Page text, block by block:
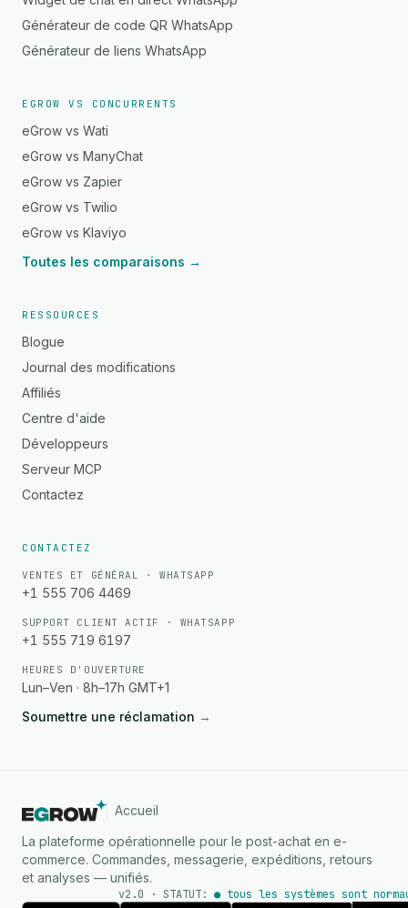
Générateur de code QR WhatsApp
Générateur de liens WhatsApp
EGROW VS CONCURRENTS
eGrow vs Wati
eGrow vs ManyChat
eGrow vs Zapier
eGrow vs Twilio
eGrow vs Klaviyo
Toutes les comparaisons →
RESSOURCES
Blogue
Journal des modifications
Affiliés
Centre d'aide
Développeurs
Serveur MCP
Contactez
CONTACTEZ
VENTES ET GÉNÉRAL · WHATSAPP
+1 555 706 4469
SUPPORT CLIENT ACTIF · WHATSAPP
+1 555 719 6197
HEURES D'OUVERTURE
Lun–Ven · 8h–17h GMT+1
Soumettre une réclamation →
Accueil
La plateforme opérationnelle pour le post-achat en e-
commerce. Commandes, messagerie, expéditions, retours
et analyses — unifiés.
v2.0 · STATUT: ● tous les systèmes sont